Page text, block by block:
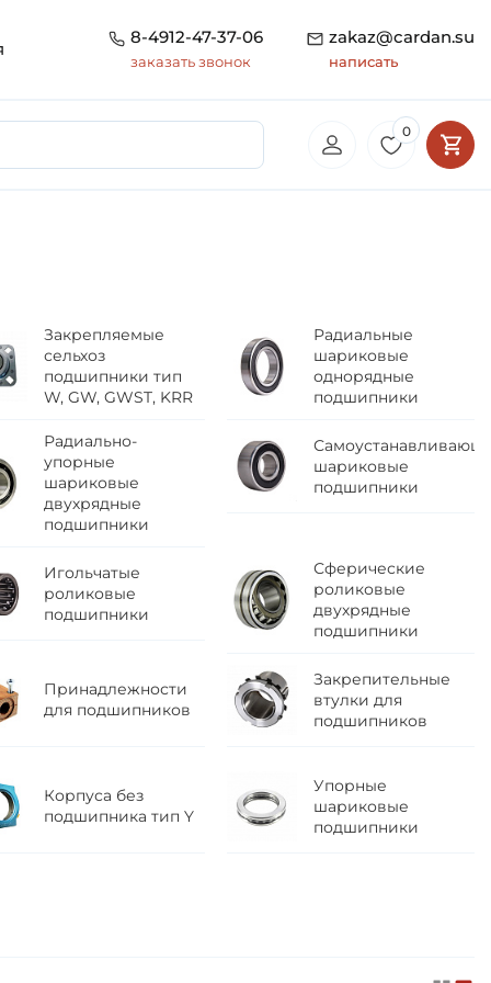
8-4912-47-37-06
заказать звонок
zakaz@cardan.su
написать
0
Закрепляемые
сельхоз
подшипники тип
W, GW, GWST, KRR
Радиальные
шариковые
однорядные
подшипники
Радиально-
упорные
шариковые
двухрядные
подшипники
шариковые
подшипники
Игольчатые
роликовые
подшипники
Сферические
роликовые
двухрядные
подшипники
Принадлежности
для подшипников
Закрепительные
втулки для
подшипников
Корпуса без
подшипника тип Y
Упорные
шариковые
подшипники